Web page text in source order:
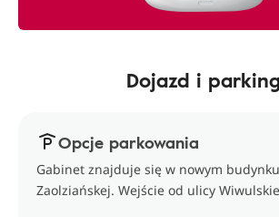
Dojazd i parking
Opcje parkowania
Gabinet znajduje się w nowym
Zaolziańskej. Wejście od ulicy